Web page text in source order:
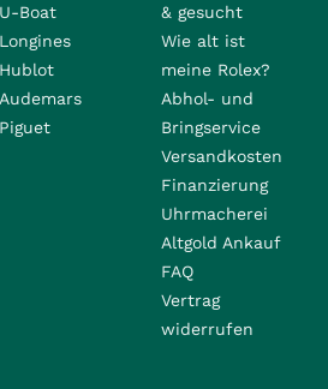
U-Boat
Longines
Hublot
Audemars
Piguet
& gesucht
Wie alt ist
meine Rolex?
Abhol- und
Bringservice
Versandkosten
Finanzierung
Uhrmacherei
Altgold Ankauf
FAQ
Vertrag
widerrufen